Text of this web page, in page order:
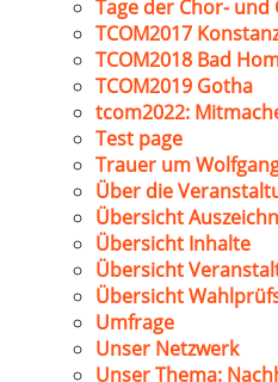
Tage der Chor-
TCOM2017
TCOM2018 Bad
TCOM2019 Gotha
tcom2022:
Test page
Trauer um
Über die
Übersicht
Übersicht Inhalte
Übersicht
Übersicht
Umfrage
Unser Netzwerk
Unser Thema: